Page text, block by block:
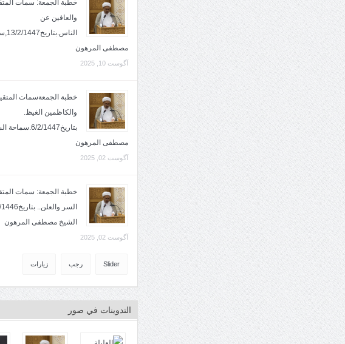
والعافين عن
مصطفى المرهون
آگوست 10, 2025
والكاظمين الغيظ.
بتاريخ6/2/
مصطفى المرهون
آگوست 02, 2025
الشيخ مصطفى المرهون
آگوست 02, 2025
Slider رجب زيارات
التدوينات في صور